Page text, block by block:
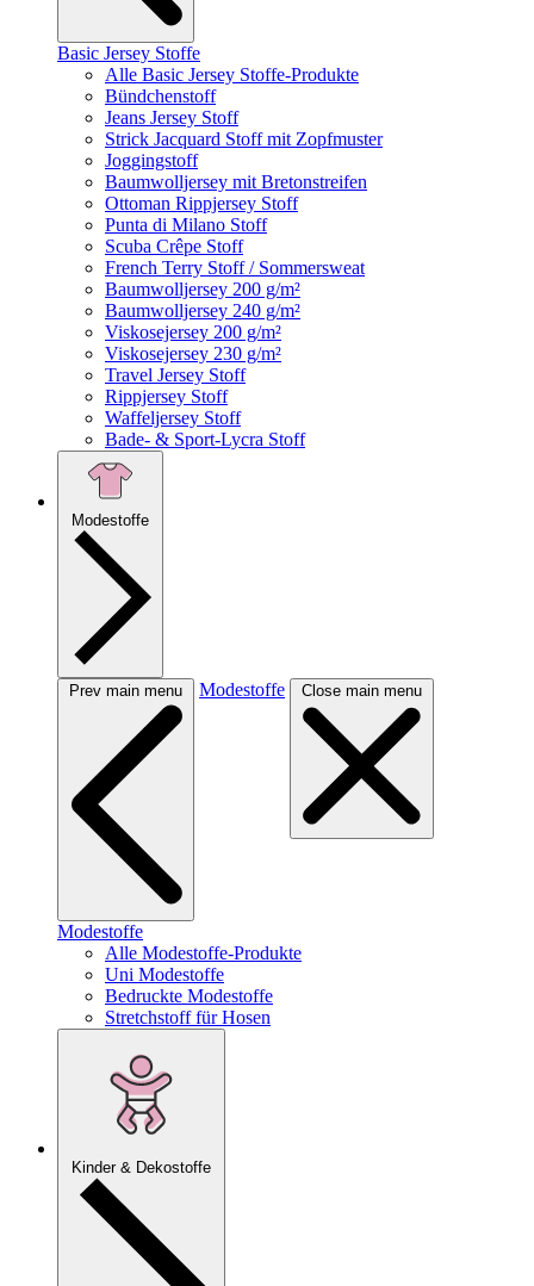
Basic Jersey Stoffe
Alle Basic Jersey Stoffe-Produkte
Bündchenstoff
Jeans Jersey Stoff
Strick Jacquard Stoff mit Zopfmuster
Joggingstoff
Baumwolljersey mit Bretonstreifen
Ottoman Rippjersey Stoff
Punta di Milano Stoff
Scuba Crêpe Stoff
French Terry Stoff / Sommersweat
Baumwolljersey 200 g/m²
Baumwolljersey 240 g/m²
Viskosejersey 200 g/m²
Viskosejersey 230 g/m²
Travel Jersey Stoff
Rippjersey Stoff
Waffeljersey Stoff
Bade- & Sport-Lycra Stoff
Modestoffe
Prev main menu Modestoffe Close main menu
Modestoffe
Alle Modestoffe-Produkte
Uni Modestoffe
Bedruckte Modestoffe
Stretchstoff für Hosen
Kinder & Dekostoffe